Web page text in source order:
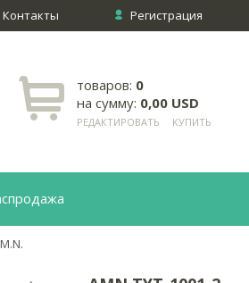
Регистрация
Контакты
товаров: 0
на сумму: 0,00 USD
РЕДАКТИРОВАТЬ КУПИТЬ